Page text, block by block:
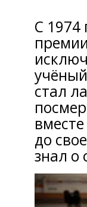
С 1974
стал
до
знал о